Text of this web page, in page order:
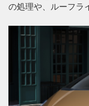
の処理や、ルーフラ